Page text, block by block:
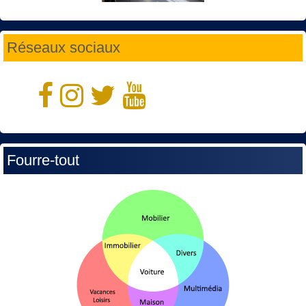
Réseaux sociaux
Fourre-tout